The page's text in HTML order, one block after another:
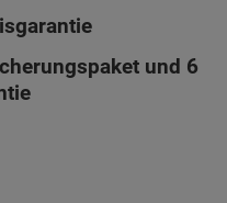
und 6